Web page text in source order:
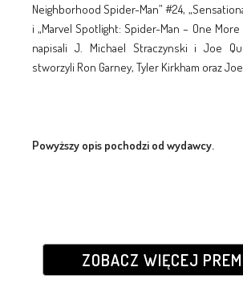
Neighborhood Spider-Man” #24,
i „Marvel Spotlight: Spider-Man – One More
napisali J. Michael Straczynski i Joe
stworzyli Ron Garney, Tyler Kirkham oraz Joe
Powyższy opis pochodzi od wydawcy.
ZOBACZ WIĘCEJ